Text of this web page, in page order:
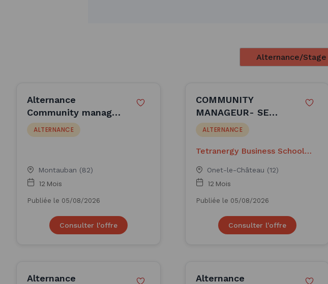
Alternance/Stage
Alternance
Community manager
- Montauban (F/H)
ALTERNANCE
Montauban (82)
12 Mois
Publiée le 05/08/2026
Consulter l'offre
COMMUNITY
MANAGEUR- SE
(Onet le château)
#TET14178 (H/F)
ALTERNANCE
Tetranergy Business School
Onet-le-Château (12)
12 Mois
Publiée le 05/08/2026
Consulter l'offre
Alternance
Alternance